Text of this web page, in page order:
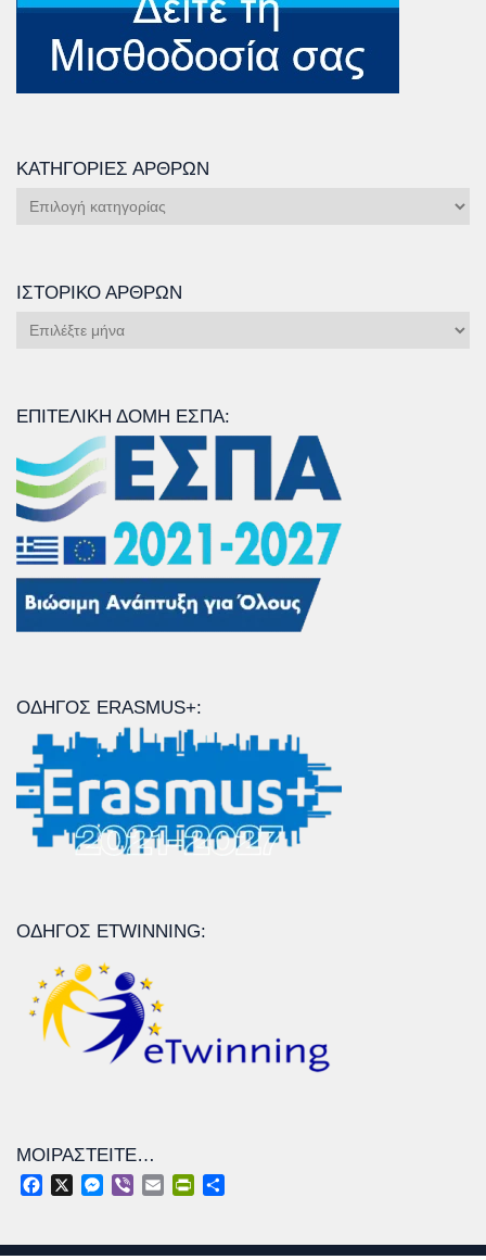
ΚΑΤΗΓΟΡΊΕΣ ΆΡΘΡΩΝ
Κατηγορίες
ΙΣΤΟΡΙΚΌ ΆΡΘΡΩΝ
Ιστορικό
ΕΠΙΤΕΛΙΚΉ ΔΟΜΉ ΕΣΠΑ:
ΟΔΗΓΌΣ ERASMUS+:
ΟΔΗΓΌΣ ETWINNING:
ΜΟΙΡΑΣΤΕΊΤΕ…
FacebookMessenger
Viber EmailPrintFriendly